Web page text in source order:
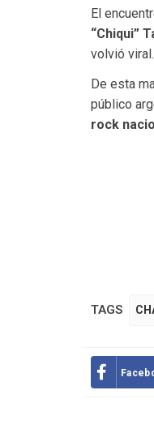
El
“Chiqui”
volvió viral.
De esta
público
rock
TAGS